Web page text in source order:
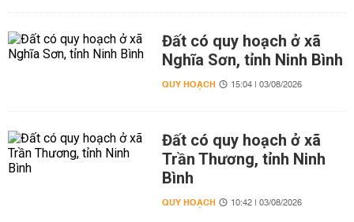
Đất có quy hoạch ở xã
Nghĩa Sơn, tỉnh Ninh Bình
QUY HOẠCH 15:04 | 03/08/2026
Đất có quy hoạch ở xã
Trần Thương, tỉnh Ninh
Bình
QUY HOẠCH 10:42 | 03/08/2026